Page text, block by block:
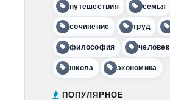
путешествия семья
сочинение труд
философия человек
школа экономика
ПОПУЛЯРНОЕ